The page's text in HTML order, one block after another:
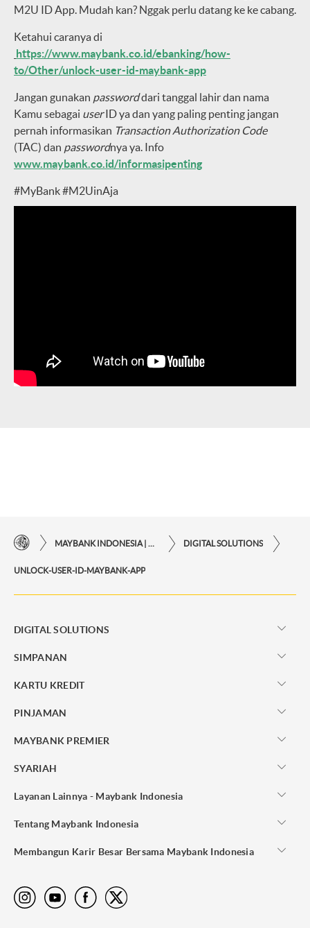
M2U ID App. Mudah kan? Nggak perlu datang ke ke cabang.
Ketahui caranya di
https://www.maybank.co.id/ebanking/how-
to/Other/unlock-user-id-maybank-app
Jangan gunakan passworddari tanggal lahir dan nama
Kamu sebagai userID ya dan yang paling penting jangan
pernah informasikan Transaction Authorization Code
(TAC) dan passwordnya ya. Info
www.maybank.co.id/informasipenting
#MyBank #M2UinAja
MAYBANK INDONESIA | KEMUDAHAN TRANSAKSI FINANSIAL DI UJUNG JARI ANDA DIGITAL SOLUTIONS
UNLOCK-USER-ID-MAYBANK-APP
DIGITAL SOLUTIONS
SIMPANAN
KARTU KREDIT
PINJAMAN
MAYBANK PREMIER
SYARIAH
Layanan Lainnya - Maybank Indonesia
Tentang Maybank Indonesia
Membangun Karir Besar Bersama Maybank Indonesia